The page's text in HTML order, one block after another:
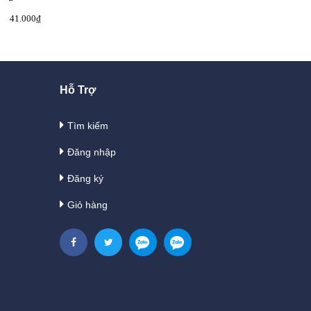
41.000₫
Hỗ Trợ
Tìm kiếm
Đăng nhập
Đăng ký
Giỏ hàng